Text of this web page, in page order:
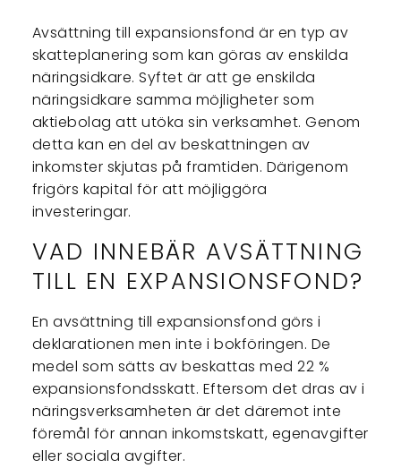
Avsättning till expansionsfond är en typ av
skatteplanering som kan göras av enskilda
näringsidkare. Syftet är att ge enskilda
näringsidkare samma möjligheter som
aktiebolag att utöka sin verksamhet. Genom
detta kan en del av beskattningen av
inkomster skjutas på framtiden. Därigenom
frigörs kapital för att möjliggöra
investeringar.
VAD INNEBÄR AVSÄTTNING
TILL EN EXPANSIONSFOND?
En avsättning till expansionsfond görs i
deklarationen men inte i bokföringen. De
medel som sätts av beskattas med 22 %
expansionsfondsskatt. Eftersom det dras av i
näringsverksamheten är det däremot inte
föremål för annan inkomstskatt, egenavgifter
eller sociala avgifter.